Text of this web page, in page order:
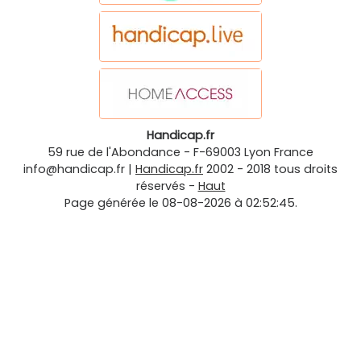
Handicap.fr
59 rue de l'Abondance - F-69003 Lyon France
info@handicap.fr | Handicap.fr 2002 - 2018 tous droits
réservés - Haut
Page générée le 08-08-2026 à 02:52:45.